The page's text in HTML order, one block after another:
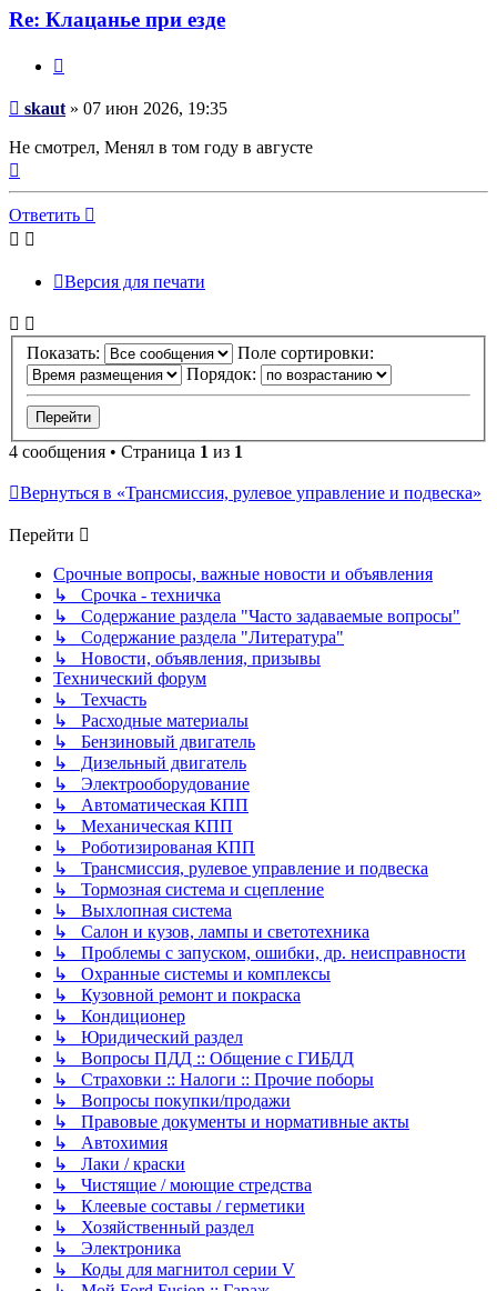
Re: Клацанье при езде
Сообщение
skaut » 07 июн 2026, 19:35
Не смотрел, Менял в том году в августе
началу
Ответить
Версия для печати
Показать:
Поле сортировки:
Порядок:
4 сообщения • Страница 1 из 1
Вернуться в «Трансмиссия, рулевое управление и подвеска»
Перейти
Срочные вопросы, важные новости и объявления
↳ Срочка - техничка
↳ Содержание раздела "Часто задаваемые вопросы"
↳ Содержание раздела "Литература"
↳ Новости, объявления, призывы
Технический форум
↳ Техчасть
↳ Расходные материалы
↳ Бензиновый двигатель
↳ Дизельный двигатель
↳ Электрооборудование
↳ Автоматическая КПП
↳ Механическая КПП
↳ Роботизированая КПП
↳ Трансмиссия, рулевое управление и подвеска
↳ Тормозная система и сцепление
↳ Выхлопная система
↳ Салон и кузов, лампы и светотехника
↳ Проблемы с запуском, ошибки, др. неисправности
↳ Охранные системы и комплексы
↳ Кузовной ремонт и покраска
↳ Кондиционер
↳ Юридический раздел
↳ Вопросы ПДД :: Общение с ГИБДД
↳ Страховки :: Налоги :: Прочие поборы
↳ Вопросы покупки/продажи
↳ Правовые документы и нормативные акты
↳ Автохимия
↳ Лаки / краски
↳ Чистящие / моющие стредства
↳ Клеевые составы / герметики
↳ Хозяйственный раздел
↳ Электроника
↳ Коды для магнитол серии V